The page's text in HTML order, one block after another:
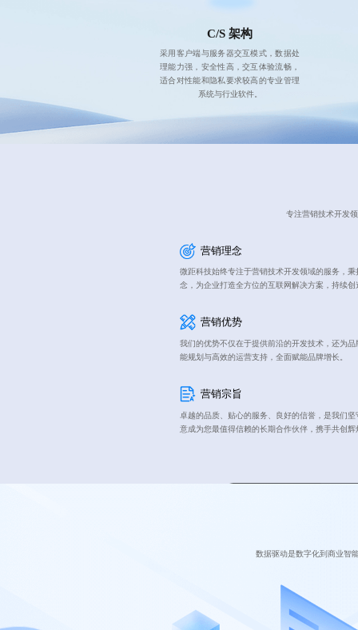
C/S 架构
采用客户端与服务器交互模式，数据处
理能力强，安全性高，交互体验流畅，
适合对性能和隐私要求较高的专业管理
系统与行业软件。
专注营销技术开发
营销理念
微距科技始终专注于营销技术开发领域的服务，秉
念，为企业打造全方位的互联网解决方案，持续创
营销优势
我们的优势不仅在于提供前沿的开发技术，还为
能规划与高效的运营支持，全面赋能品牌增长。
营销宗旨
卓越的品质、贴心的服务、良好的信誉，是我们
意成为您最值得信赖的长期合作伙伴，携手共创辉
数据驱动是数字化到商业智